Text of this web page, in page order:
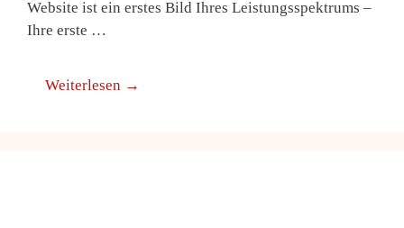
Website ist ein erstes Bild Ihres Leistungsspektrums –
Ihre erste …
Weiterlesen →